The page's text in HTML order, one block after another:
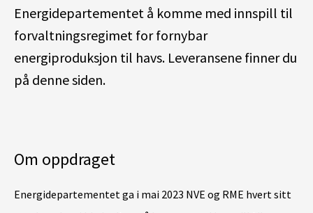
Energidepartementet å komme med innspill til
forvaltningsregimet for fornybar
energiproduksjon til havs. Leveransene finner du
på denne siden.
Om oppdraget
Energidepartementet ga i mai 2023 NVE og RME hvert sitt